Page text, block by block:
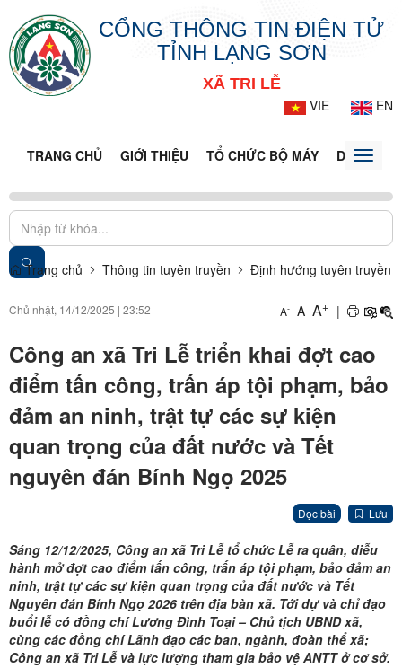
CỔNG THÔNG TIN ĐIỆN TỬ
TỈNH LẠNG SƠN
XÃ TRI LỄ
VIE
EN
TRANG CHỦ GIỚI THIỆU TỔ CHỨC BỘ MÁY DOANH
Toggle
Trang chủ Thông tin tuyên truyền Định hướng tuyên truyền
Chủ nhật, 14/12/2025 | 23:52 A- A A+ |
Công an xã Tri Lễ triển khai đợt cao
điểm tấn công, trấn áp tội phạm, bảo
đảm an ninh, trật tự các sự kiện
quan trọng của đất nước và Tết
nguyên đán Bính Ngọ 2025
Đọc bài Lưu
Sáng 12/12/2025, Công an xã Tri Lễ tổ chức Lễ ra quân, diễu
hành mở đợt cao điểm tấn công, trấn áp tội phạm, bảo đảm an
ninh, trật tự các sự kiện quan trọng của đất nước và Tết
Nguyên đán Bính Ngọ 2026 trên địa bàn xã. Tới dự và chỉ đạo
buổi lễ có đồng chí Lương Đình Toại – Chủ tịch UBND xã,
cùng các đồng chí Lãnh đạo các ban, ngành, đoàn thể xã;
Công an xã Tri Lễ và lực lượng tham gia bảo vệ ANTT ở cơ sở.